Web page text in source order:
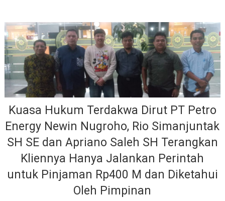
Kuasa Hukum Terdakwa Dirut PT Petro
Energy Newin Nugroho, Rio Simanjuntak
SH SE dan Apriano Saleh SH Terangkan
Kliennya Hanya Jalankan Perintah
untuk Pinjaman Rp400 M dan Diketahui
Oleh Pimpinan